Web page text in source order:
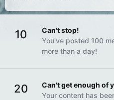
10
Can't stop!
You've posted 100
more than a day!
20
Can't get enough of
Your content has